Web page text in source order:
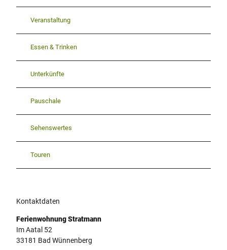
Veranstaltung
Essen & Trinken
Unterkünfte
Pauschale
Sehenswertes
Touren
Kontaktdaten
Ferienwohnung Stratmann
Im Aatal 52
33181 Bad Wünnenberg